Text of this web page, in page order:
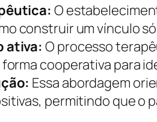
O
construir um vínculo
ativa: O processo
cooperativa para
Essa abordagem
permitindo que o